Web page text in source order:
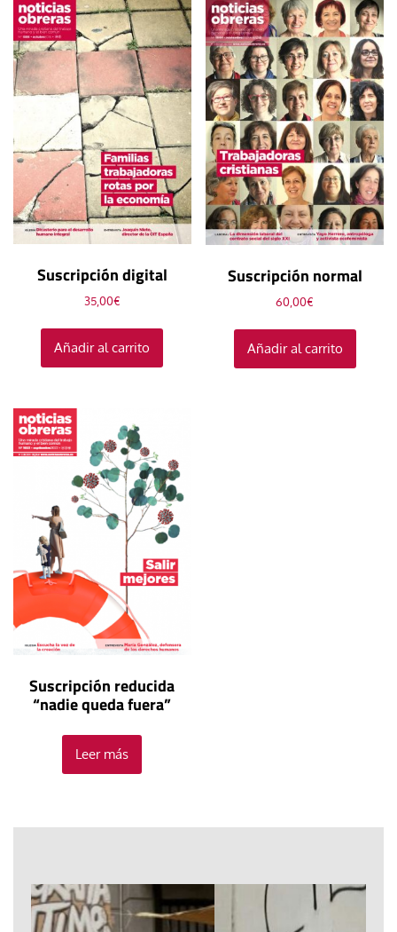
Suscripción digital
35,00€
Añadir al carrito
Suscripción normal
60,00€
Añadir al carrito
Suscripción reducida
“nadie queda fuera”
Leer más